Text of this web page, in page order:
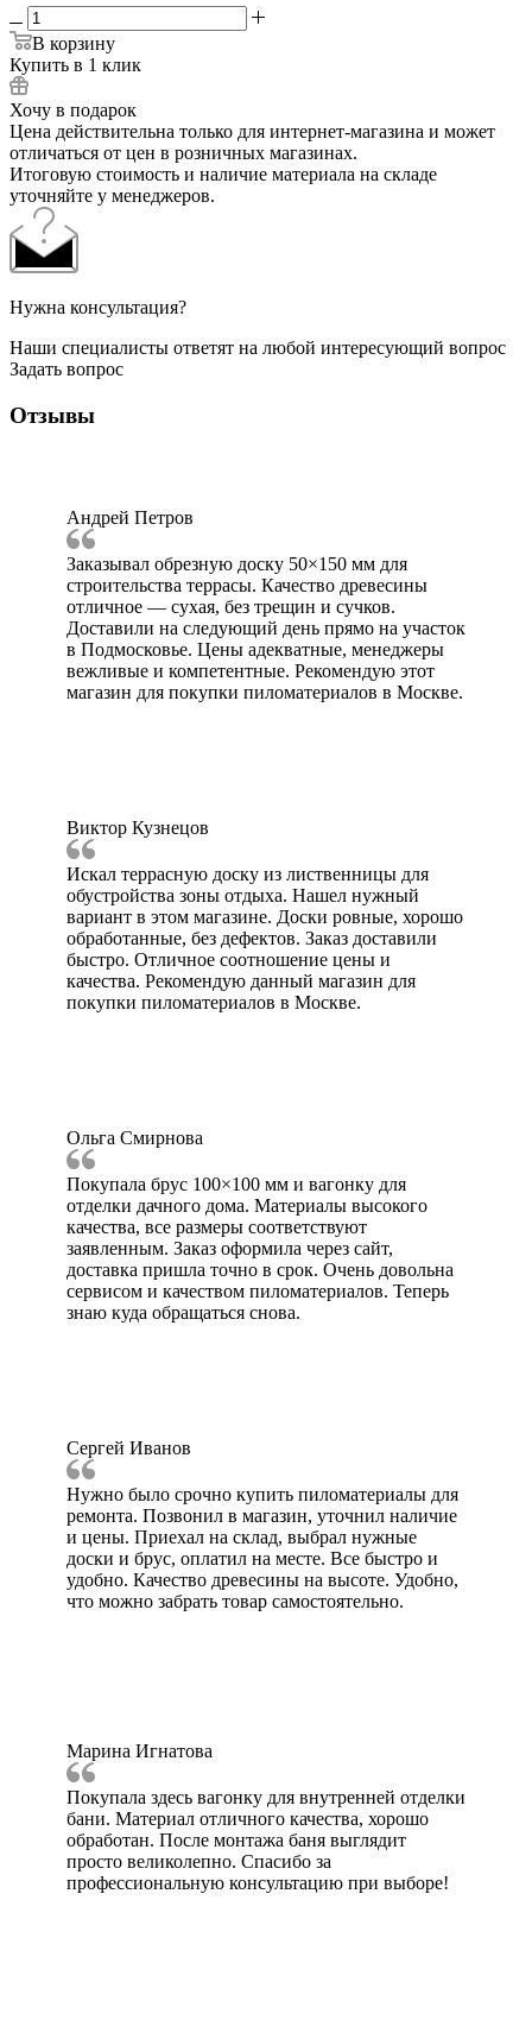
В корзину
Купить в 1 клик
Хочу в подарок
Цена действительна только для интернет-магазина и может
отличаться от цен в розничных магазинах.
Итоговую стоимость и наличие материала на складе
уточняйте у менеджеров.
Нужна консультация?
Наши специалисты ответят на любой интересующий вопрос
Задать вопрос
Отзывы
Андрей Петров
Заказывал обрезную доску 50×150 мм для
строительства террасы. Качество древесины
отличное — сухая, без трещин и сучков.
Доставили на следующий день прямо на участок
в Подмосковье. Цены адекватные, менеджеры
вежливые и компетентные. Рекомендую этот
магазин для покупки пиломатериалов в Москве.
Виктор Кузнецов
Искал террасную доску из лиственницы для
обустройства зоны отдыха. Нашел нужный
вариант в этом магазине. Доски ровные, хорошо
обработанные, без дефектов. Заказ доставили
быстро. Отличное соотношение цены и
качества. Рекомендую данный магазин для
покупки пиломатериалов в Москве.
Ольга Смирнова
Покупала брус 100×100 мм и вагонку для
отделки дачного дома. Материалы высокого
качества, все размеры соответствуют
заявленным. Заказ оформила через сайт,
доставка пришла точно в срок. Очень довольна
сервисом и качеством пиломатериалов. Теперь
знаю куда обращаться снова.
Сергей Иванов
Нужно было срочно купить пиломатериалы для
ремонта. Позвонил в магазин, уточнил наличие
и цены. Приехал на склад, выбрал нужные
доски и брус, оплатил на месте. Все быстро и
удобно. Качество древесины на высоте. Удобно,
что можно забрать товар самостоятельно.
Марина Игнатова
Покупала здесь вагонку для внутренней отделки
бани. Материал отличного качества, хорошо
обработан. После монтажа баня выглядит
просто великолепно. Спасибо за
профессиональную консультацию при выборе!